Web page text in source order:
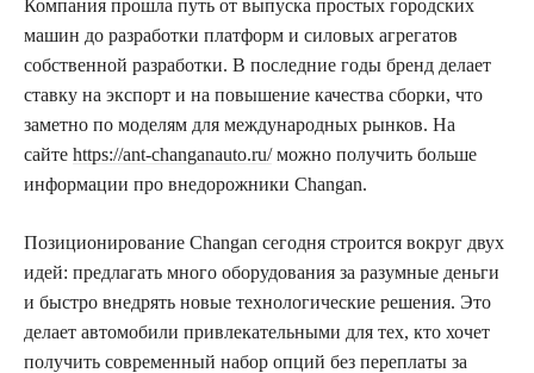
Компания прошла путь от выпуска простых городских
машин до разработки платформ и силовых агрегатов
собственной разработки. В последние годы бренд делает
ставку на экспорт и на повышение качества сборки, что
заметно по моделям для международных рынков. На
сайте https://ant-changanauto.ru/можно получить больше
информации про внедорожники Changan.
Позиционирование Changan сегодня строится вокруг двух
идей: предлагать много оборудования за разумные деньги
и быстро внедрять новые технологические решения. Это
делает автомобили привлекательными для тех, кто хочет
получить современный набор опций без переплаты за